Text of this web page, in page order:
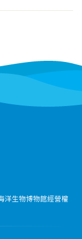
洋生物博物館經營權